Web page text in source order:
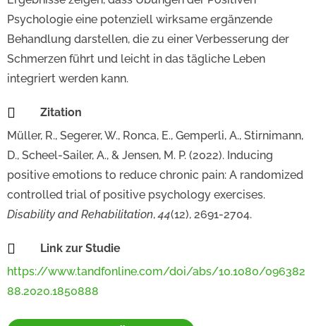
Psychologie eine potenziell wirksame ergänzende
Behandlung darstellen, die zu einer Verbesserung der
Schmerzen führt und leicht in das tägliche Leben
integriert werden kann.

Zitation
Müller, R., Segerer, W., Ronca, E., Gemperli, A., Stirnimann,
D., Scheel-Sailer, A., & Jensen, M. P. (2022). Inducing
positive emotions to reduce chronic pain: A randomized
controlled trial of positive psychology exercises.
Disability and Rehabilitation,44(12), 2691-2704.

Link zur Studie
https://www.tandfonline.com/doi/abs/10.1080/096382
88.2020.1850888